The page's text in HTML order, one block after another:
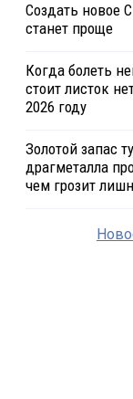
Создать новое
станет проще
Когда болеть
стоит листок
2026 году
Золотой запас
драгметалла
чем грозит